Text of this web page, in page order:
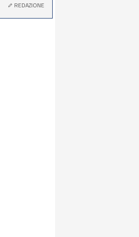
REDAZIONE